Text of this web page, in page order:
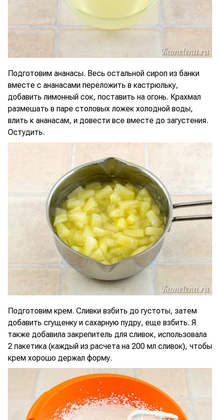
Подготовим ананасы. Весь остальной сироп из банки
вместе с ананасами переложить в кастрюльку,
добавить лимонный сок, поставить на огонь. Крахмал
размешать в паре столовых ложек холодной воды,
влить к ананасам, и довести все вместе до загустения.
Остудить.
Подготовим крем. Сливки взбить до густоты, затем
добавить сгущенку и сахарную пудру, еще взбить. Я
также добавила закрепитель для сливок, использовала
2 пакетика (каждый из расчета на 200 мл сливок), чтобы
крем хорошо держал форму.